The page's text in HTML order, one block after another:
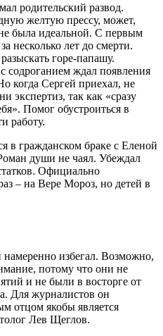
родительский развод.
желтую прессу, может,
была идеальной. С первым
несколько лет до смерти.
горе-папашу.
содроганием ждал появления
когда Сергей приехал, не
экспертиз, так как «сразу
Помог обустроиться в
работу.
в гражданском браке с Еленой
души не чаял. Убеждал
Официально
– на Вере Мороз, но детей в
намеренно избегал. Возможно,
потому что они не
и не были в восторге от
Для журналистов он
отцом якобы является
Лев Щеглов.